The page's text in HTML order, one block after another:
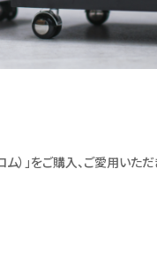
」をご購入、ご愛用いただ